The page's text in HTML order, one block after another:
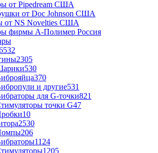
2305
530
370
и другие531
для G-точки821
точки G47
10
2530
206
1124
1205